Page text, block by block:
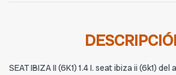
SEAT IBIZA II (6K1) 1.4 I. seat ibiza ii (6k1) del